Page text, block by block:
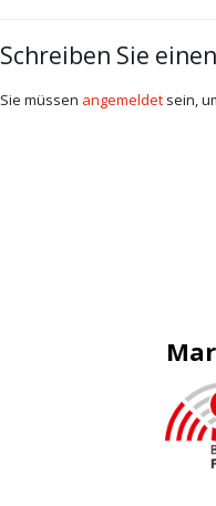
Schreiben Sie
Sie müssen angemeldet sein,